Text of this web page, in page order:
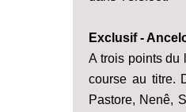
Exclusif -
A trois points du
course au titre.
Pastore, Nenê,